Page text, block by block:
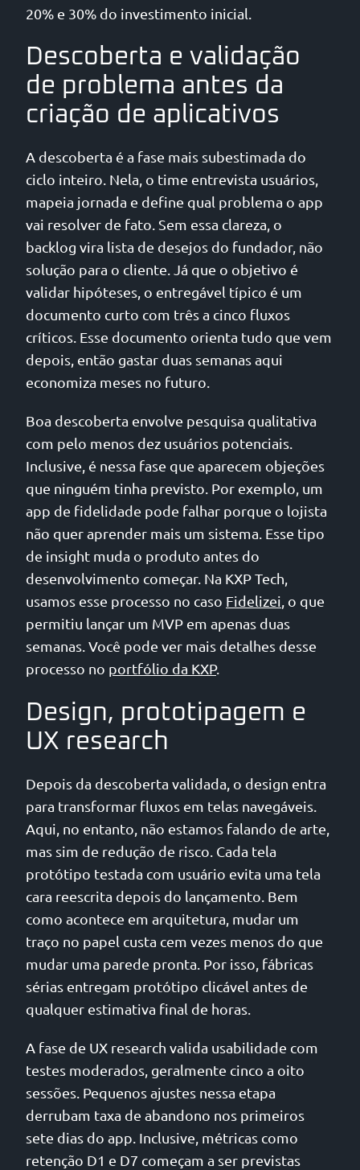
20% e 30% do investimento inicial.
Descoberta e validação
de problema antes da
criação de aplicativos
A descoberta é a fase mais subestimada do
ciclo inteiro. Nela, o time entrevista usuários,
mapeia jornada e define qual problema o app
vai resolver de fato. Sem essa clareza, o
backlog vira lista de desejos do fundador, não
solução para o cliente. Já que o objetivo é
validar hipóteses, o entregável típico é um
documento curto com três a cinco fluxos
críticos. Esse documento orienta tudo que vem
depois, então gastar duas semanas aqui
economiza meses no futuro.
Boa descoberta envolve pesquisa qualitativa
com pelo menos dez usuários potenciais.
Inclusive, é nessa fase que aparecem objeções
que ninguém tinha previsto. Por exemplo, um
app de fidelidade pode falhar porque o lojista
não quer aprender mais um sistema. Esse tipo
de insight muda o produto antes do
desenvolvimento começar. Na KXP Tech,
usamos esse processo no caso Fidelizei, o que
permitiu lançar um MVP em apenas duas
semanas. Você pode ver mais detalhes desse
processo no portfólio da KXP.
Design, prototipagem e
UX research
Depois da descoberta validada, o design entra
para transformar fluxos em telas navegáveis.
Aqui, no entanto, não estamos falando de arte,
mas sim de redução de risco. Cada tela
protótipo testada com usuário evita uma tela
cara reescrita depois do lançamento. Bem
como acontece em arquitetura, mudar um
traço no papel custa cem vezes menos do que
mudar uma parede pronta. Por isso, fábricas
sérias entregam protótipo clicável antes de
qualquer estimativa final de horas.
A fase de UX research valida usabilidade com
testes moderados, geralmente cinco a oito
sessões. Pequenos ajustes nessa etapa
derrubam taxa de abandono nos primeiros
sete dias do app. Inclusive, métricas como
retenção D1 e D7 começam a ser previstas